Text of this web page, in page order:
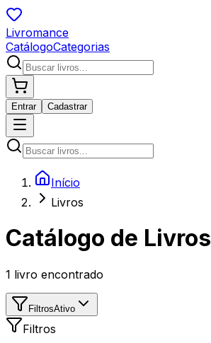
Livromance
CatálogoCategorias
Entrar Cadastrar
Início
Livros
Catálogo de Livros
1 livro encontrado
FiltrosAtivo
Filtros